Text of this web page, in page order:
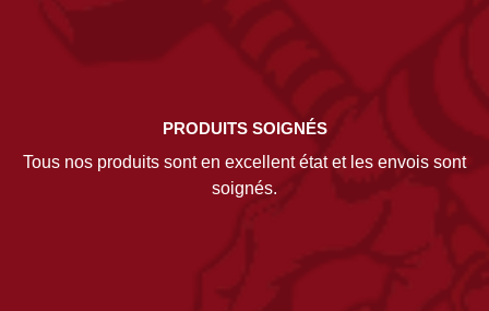
PRODUITS SOIGNÉS
Tous nos produits sont en excellent état et les envois sont
soignés.